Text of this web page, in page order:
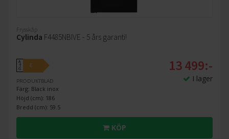
Frysskåp
Cylinda F4485NBIVE - 5 års garanti!
A
↑
G
E
PRODUKTBLAD
Färg: Black inox
Höjd (cm): 186
Bredd (cm): 59.5
13 499:-
I lager
KÖP